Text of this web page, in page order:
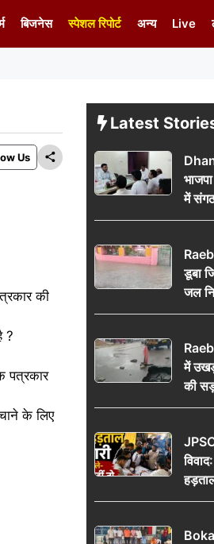
बिजनेस स्पेशल रिपोर्ट अन्य Live
Us
की
?
पत्रकार
के लिए
Latest
में
मंथन,
डूबा
जल
खुली
में
की
गड्ढे ने
की
बोले-